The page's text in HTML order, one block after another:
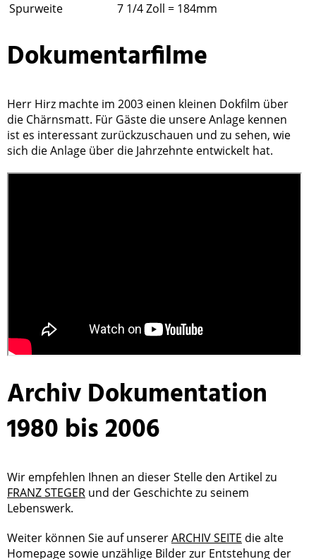
Spurweite
7 1/4 Zoll = 184mm
Dokumentarfilme
Herr Hirz machte im 2003 einen kleinen Dokfilm über
die Chärnsmatt. Für Gäste die unsere Anlage kennen
ist es interessant zurückzuschauen und zu sehen, wie
sich die Anlage über die Jahrzehnte entwickelt hat.
Archiv Dokumentation
1980 bis 2006
Wir empfehlen Ihnen an dieser Stelle den Artikel zu
FRANZ STEGER und der Geschichte zu seinem
Lebenswerk.
Weiter können Sie auf unsererARCHIV SEITE die alte
Homepage sowie unzählige Bilder zur Entstehung der